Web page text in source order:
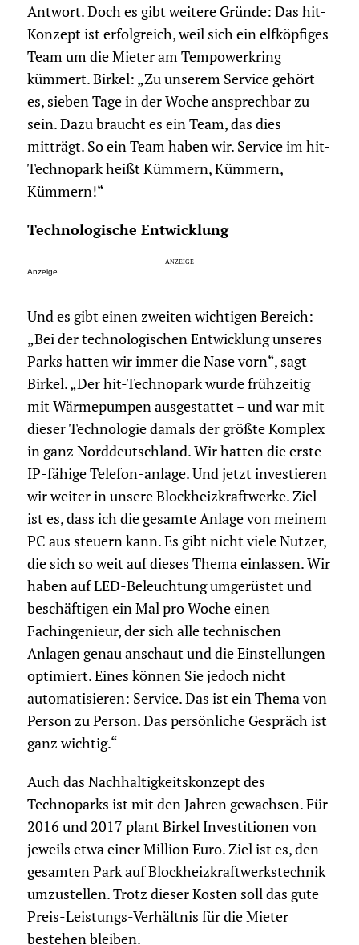
Antwort. Doch es gibt weitere Gründe: Das hit-
Konzept ist erfolgreich, weil sich ein elfköpfiges
Team um die Mieter am Tempowerkring
kümmert. Birkel: „Zu unserem Service gehört
es, sieben Tage in der Woche ansprechbar zu
sein. Dazu braucht es ein Team, das dies
mitträgt. So ein Team haben wir. Service im hit-
Technopark heißt Kümmern, Kümmern,
Kümmern!“
Technologische Entwicklung
Anzeige
Und es gibt einen zweiten wichtigen Bereich:
„Bei der technologischen Entwicklung unseres
Parks hatten wir immer die Nase vorn“, sagt
Birkel. „Der hit-Technopark wurde frühzeitig
mit Wärmepumpen ausgestattet – und war mit
dieser Technologie damals der größte Komplex
in ganz Norddeutschland. Wir hatten die erste
IP-fähige Telefon-anlage. Und jetzt investieren
wir weiter in unsere Blockheizkraftwerke. Ziel
ist es, dass ich die gesamte Anlage von meinem
PC aus steuern kann. Es gibt nicht viele Nutzer,
die sich so weit auf dieses Thema einlassen. Wir
haben auf LED-Beleuchtung umgerüstet und
beschäftigen ein Mal pro Woche einen
Fachingenieur, der sich alle technischen
Anlagen genau anschaut und die Einstellungen
optimiert. Eines können Sie jedoch nicht
automatisieren: Service. Das ist ein Thema von
Person zu Person. Das persönliche Gespräch ist
ganz wichtig.“
Auch das Nachhaltigkeitskonzept des
Technoparks ist mit den Jahren gewachsen. Für
2016 und 2017 plant Birkel Investitionen von
jeweils etwa einer Million Euro. Ziel ist es, den
gesamten Park auf Blockheizkraftwerkstechnik
umzustellen. Trotz dieser Kosten soll das gute
Preis-Leistungs-Verhältnis für die Mieter
bestehen bleiben.